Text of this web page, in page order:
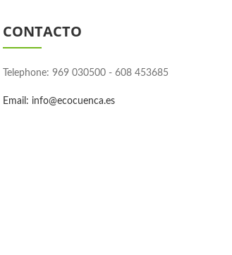
CONTACTO
Telephone: 969 030500 - 608 453685
Email: info@ecocuenca.es